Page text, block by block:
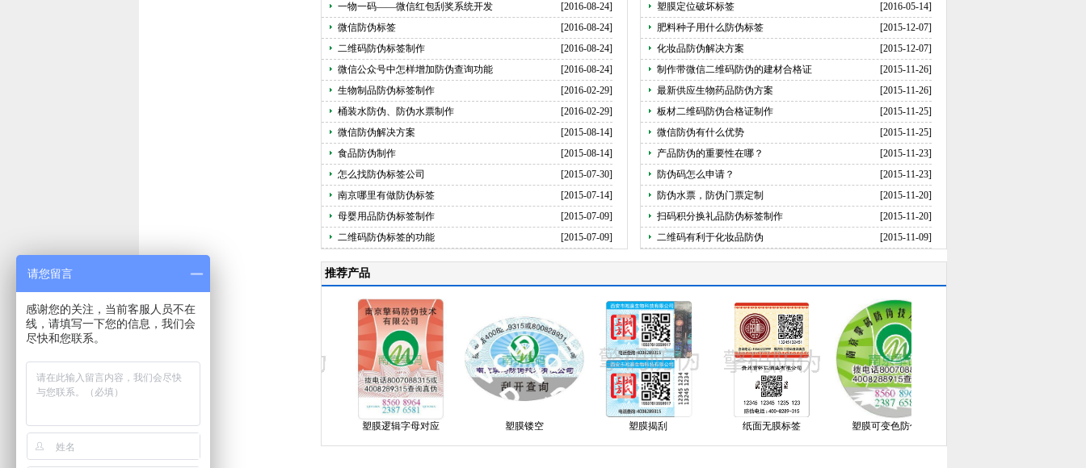
[2016-08-24]
一物一码——微信红包刮奖系统开发
[2016-08-24]
微信防伪标签
[2016-08-24]
二维码防伪标签制作
[2016-08-24]
微信公众号中怎样增加防伪查询功能
[2016-02-29]
生物制品防伪标签制作
[2016-02-29]
桶装水防伪、防伪水票制作
[2015-08-14]
微信防伪解决方案
[2015-08-14]
食品防伪制作
[2015-07-30]
怎么找防伪标签公司
[2015-07-14]
南京哪里有做防伪标签
[2015-07-09]
母婴用品防伪标签制作
[2015-07-09]
二维码防伪标签的功能
[2016-05-14]
塑膜定位破坏标签
[2015-12-07]
肥料种子用什么防伪标签
[2015-12-07]
化妆品防伪解决方案
[2015-11-26]
制作带微信二维码防伪的建材合格证
[2015-11-26]
最新供应生物药品防伪方案
[2015-11-25]
板材二维码防伪合格证制作
[2015-11-25]
微信防伪有什么优势
[2015-11-23]
产品防伪的重要性在哪？
[2015-11-23]
防伪码怎么申请？
[2015-11-20]
防伪水票，防伪门票定制
[2015-11-20]
扫码积分换礼品防伪标签制作
[2015-11-09]
二维码有利于化妆品防伪
推荐产品
小码防伪标识 塑膜潜入激光 塑膜逻辑字母对应 塑膜镂空 塑膜揭刮 纸面无膜标签 塑膜可变色防伪标识
请您留言
感谢您的关注，当前客服人员不在
线，请填写一下您的信息，我们会
尽快和您联系。